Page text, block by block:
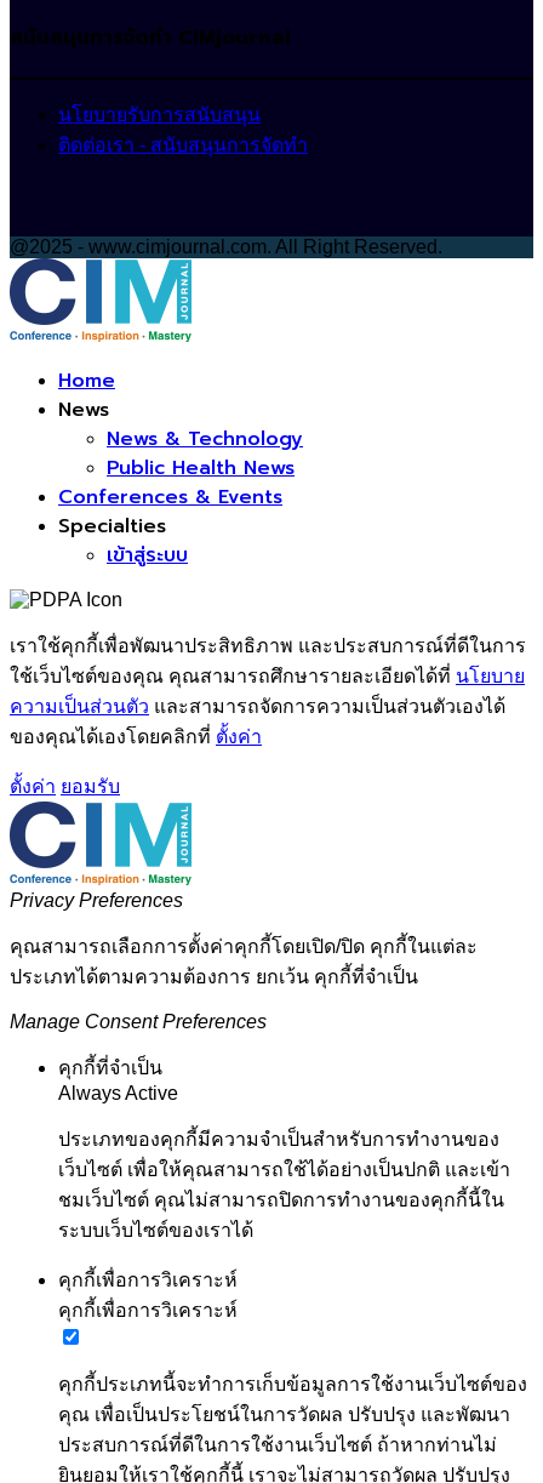
สนับสนุนการจัดทำ CIMjournal
นโยบายรับการสนับสนุน
ติดต่อเรา - สนับสนุนการจัดทำ
@2025 - www.cimjournal.com. All Right Reserved.
Home
News
News & Technology
Public Health News
Conferences & Events
Specialties
เข้าสู่ระบบ
เราใช้คุกกี้เพื่อพัฒนาประสิทธิภาพ และประสบการณ์ที่ดีในการ
ใช้เว็บไซต์ของคุณ คุณสามารถศึกษารายละเอียดได้ที่ นโยบาย
ความเป็นส่วนตัว และสามารถจัดการความเป็นส่วนตัวเองได้
ของคุณได้เองโดยคลิกที่ ตั้งค่า
ตั้งค่า ยอมรับ
Privacy Preferences
คุณสามารถเลือกการตั้งค่าคุกกี้โดยเปิด/ปิด คุกกี้ในแต่ละ
ประเภทได้ตามความต้องการ ยกเว้น คุกกี้ที่จำเป็น
Manage Consent Preferences
คุกกี้ที่จำเป็น
Always Active
ประเภทของคุกกี้มีความจำเป็นสำหรับการทำงานของ
เว็บไซต์ เพื่อให้คุณสามารถใช้ได้อย่างเป็นปกติ และเข้า
ชมเว็บไซต์ คุณไม่สามารถปิดการทำงานของคุกกี้นี้ใน
ระบบเว็บไซต์ของเราได้
คุกกี้เพื่อการวิเคราะห์
คุกกี้เพื่อการวิเคราะห์
คุกกี้ประเภทนี้จะทำการเก็บข้อมูลการใช้งานเว็บไซต์ของ
คุณ เพื่อเป็นประโยชน์ในการวัดผล ปรับปรุง และพัฒนา
ประสบการณ์ที่ดีในการใช้งานเว็บไซต์ ถ้าหากท่านไม่
ยินยอมให้เราใช้คุกกี้นี้ เราจะไม่สามารถวัดผล ปรับปรุง